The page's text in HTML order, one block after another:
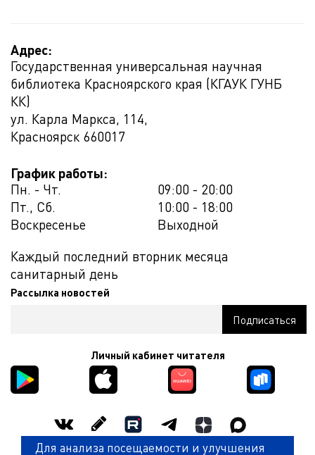
Адрес:
Государственная универсальная научная
библиотека Красноярского края (КГАУК ГУНБ
КК)
ул. Карла Маркса, 114,
Красноярск 660017
График работы:
Пн. - Чт.
09:00 - 20:00
Пт., Сб.
10:00 - 18:00
Воскресенье
Выходной
Каждый последний вторник месяца
санитарный день
Рассылка новостей
Личный кабинет читателя
Для анализа посещаемости и улучшения